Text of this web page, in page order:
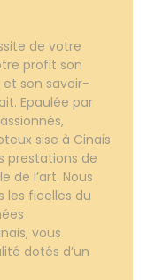
de votre
profit son
et son savoir-
Epaulée par
sise à Cinais
prestations de
de l’art. Nous
les ficelles du
vous
dotés d’un